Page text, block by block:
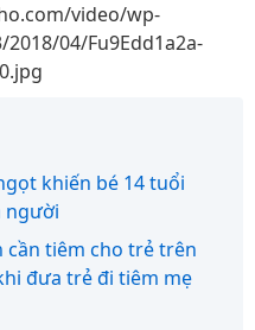
video/wp-
04/Fu9Edd1a2a-
khiến bé 14 tuổi
người
cần tiêm cho trẻ trên
đưa trẻ đi tiêm mẹ